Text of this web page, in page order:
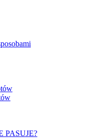
PASUJE?